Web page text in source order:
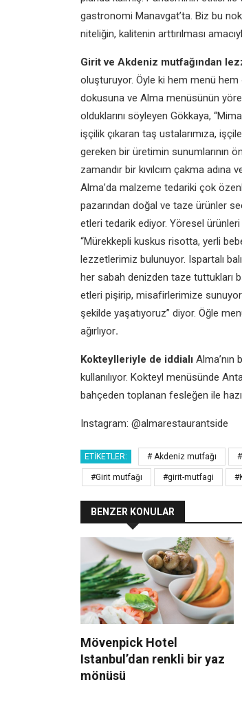
gastronomi Manavgat’ta. Biz bu
niteliğin, kalitenin arttırılması
Girit ve Akdeniz mutfağından
oluşturuyor. Öyle ki hem menü hem
dokusuna ve Alma menüsünün
olduklarını söyleyen Gökkaya,
işçilik çıkaran taş ustalarımıza,
gereken bir üretimin sunumlarının
zamandır bir kıvılcım çakma adına
Alma’da malzeme tedariki çok
pazarından doğal ve taze ürünler
etleri tedarik ediyor. Yöresel
“Mürekkepli kuskus risotta, yerli
lezzetlerimiz bulunuyor. Ispartalı
her sabah denizden taze tuttukları
etleri pişirip, misafirlerimize
şekilde yaşatıyoruz” diyor. Öğle
ağırlıyor.
Kokteylleriyle de iddialı
kullanılıyor. Kokteyl menüsünde
bahçeden toplanan fesleğen ile
Instagram: @almarestaurantside
ETIKETLER: # Akdeniz mutfağı
#Girit mutfağı #girit-mutfagi
BENZER KONULAR
Mövenpick Hotel
Istanbul’dan renkli bir yaz
mönüsü